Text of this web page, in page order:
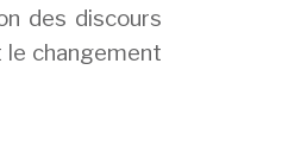
des discours
le changement